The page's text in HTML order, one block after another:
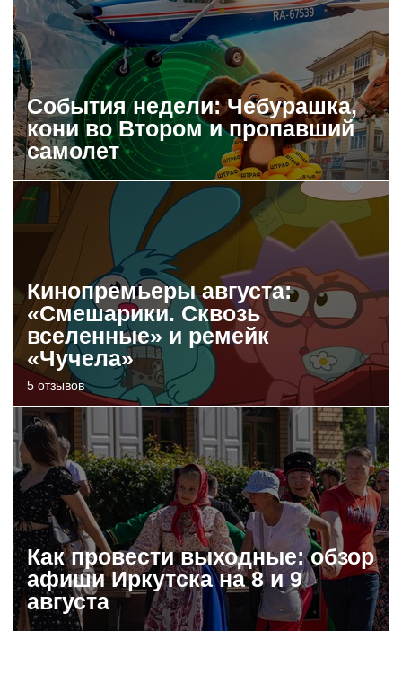
События недели: Чебурашка,
кони во Втором и пропавший
самолет
Кинопремьеры августа:
«Смешарики. Сквозь
вселенные» и ремейк
«Чучела»
5 отзывов
Как провести выходные: обзор
афиши Иркутска на 8 и 9
августа